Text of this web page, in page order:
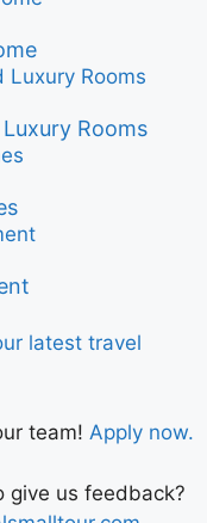
Rooms
latest travel
team! Apply now.
give us feedback?